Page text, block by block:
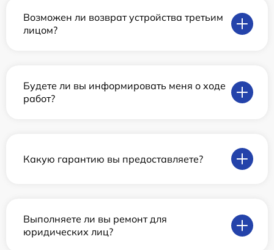
Возможен ли возврат устройства третьим
лицом?
Будете ли вы информировать меня о ходе
работ?
Какую гарантию вы предоставляете?
Выполняете ли вы ремонт для
юридических лиц?